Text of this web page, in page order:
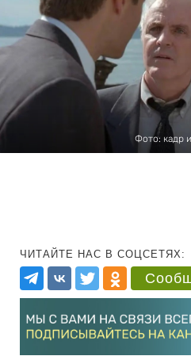
Фото: кадр
ЧИТАЙТЕ НАС В СОЦСЕТЯХ: